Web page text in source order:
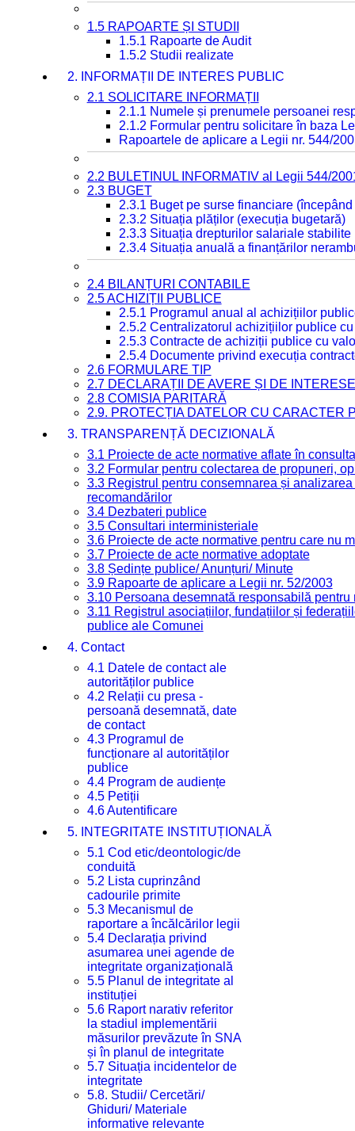
1.5 RAPOARTE ȘI STUDII
1.5.1 Rapoarte de Audit
1.5.2 Studii realizate
2. INFORMAȚII DE INTERES PUBLIC
2.1 SOLICITARE INFORMAȚII
2.1.1 Numele și prenumele persoanei
2.1.2 Formular pentru solicitare în baza
Rapoartele de aplicare a Legii nr. 544/
2.2 BULETINUL INFORMATIV al Legii 544/
2.3 BUGET
2.3.1 Buget pe surse financiare
2.3.2 Situația plăților (execuția bugetară)
2.3.3 Situația drepturilor salariale
2.3.4 Situația anuală a finanțărilor
2.4 BILANȚURI CONTABILE
2.5 ACHIZIȚII PUBLICE
2.5.1 Programul anual al achizițiilor
2.5.2 Centralizatorul achizițiilor publice
2.5.3 Contracte de achiziții publice cu
2.5.4 Documente privind execuția
2.6 FORMULARE TIP
2.7 DECLARAȚII DE AVERE ȘI DE INTERESE
2.8 COMISIA PARITARĂ
2.9. PROTECȚIA DATELOR CU CARACTER
3. TRANSPARENȚĂ DECIZIONALĂ
3.1 Proiecte de acte normative aflate în
3.2 Formular pentru colectarea de propuneri,
3.3 Registrul pentru consemnarea și
recomandărilor
3.4 Dezbateri publice
3.5 Consultari interministeriale
3.6 Proiecte de acte normative pentru care nu
3.7 Proiecte de acte normative adoptate
3.8 Ședințe publice/ Anunțuri/ Minute
3.9 Rapoarte de aplicare a Legii nr. 52/2003
3.10 Persoana desemnată responsabilă
3.11 Registrul asociațiilor, fundațiilor și
publice ale Comunei
4. Contact
4.1 Datele de contact ale
autorităților publice
4.2 Relații cu presa -
persoană desemnată, date
de contact
4.3 Programul de
funcționare al autorităților
publice
4.4 Program de audiențe
4.5 Petiții
4.6 Autentificare
5. INTEGRITATE INSTITUȚIONALĂ
5.1 Cod etic/deontologic/de
conduită
5.2 Lista cuprinzând
cadourile primite
5.3 Mecanismul de
raportare a încălcărilor legii
5.4 Declarația privind
asumarea unei agende de
integritate organizațională
5.5 Planul de integritate al
instituției
5.6 Raport narativ referitor
la stadiul implementării
măsurilor prevăzute în SNA
și în planul de integritate
5.7 Situația incidentelor de
integritate
5.8. Studii/ Cercetări/
Ghiduri/ Materiale
informative relevante